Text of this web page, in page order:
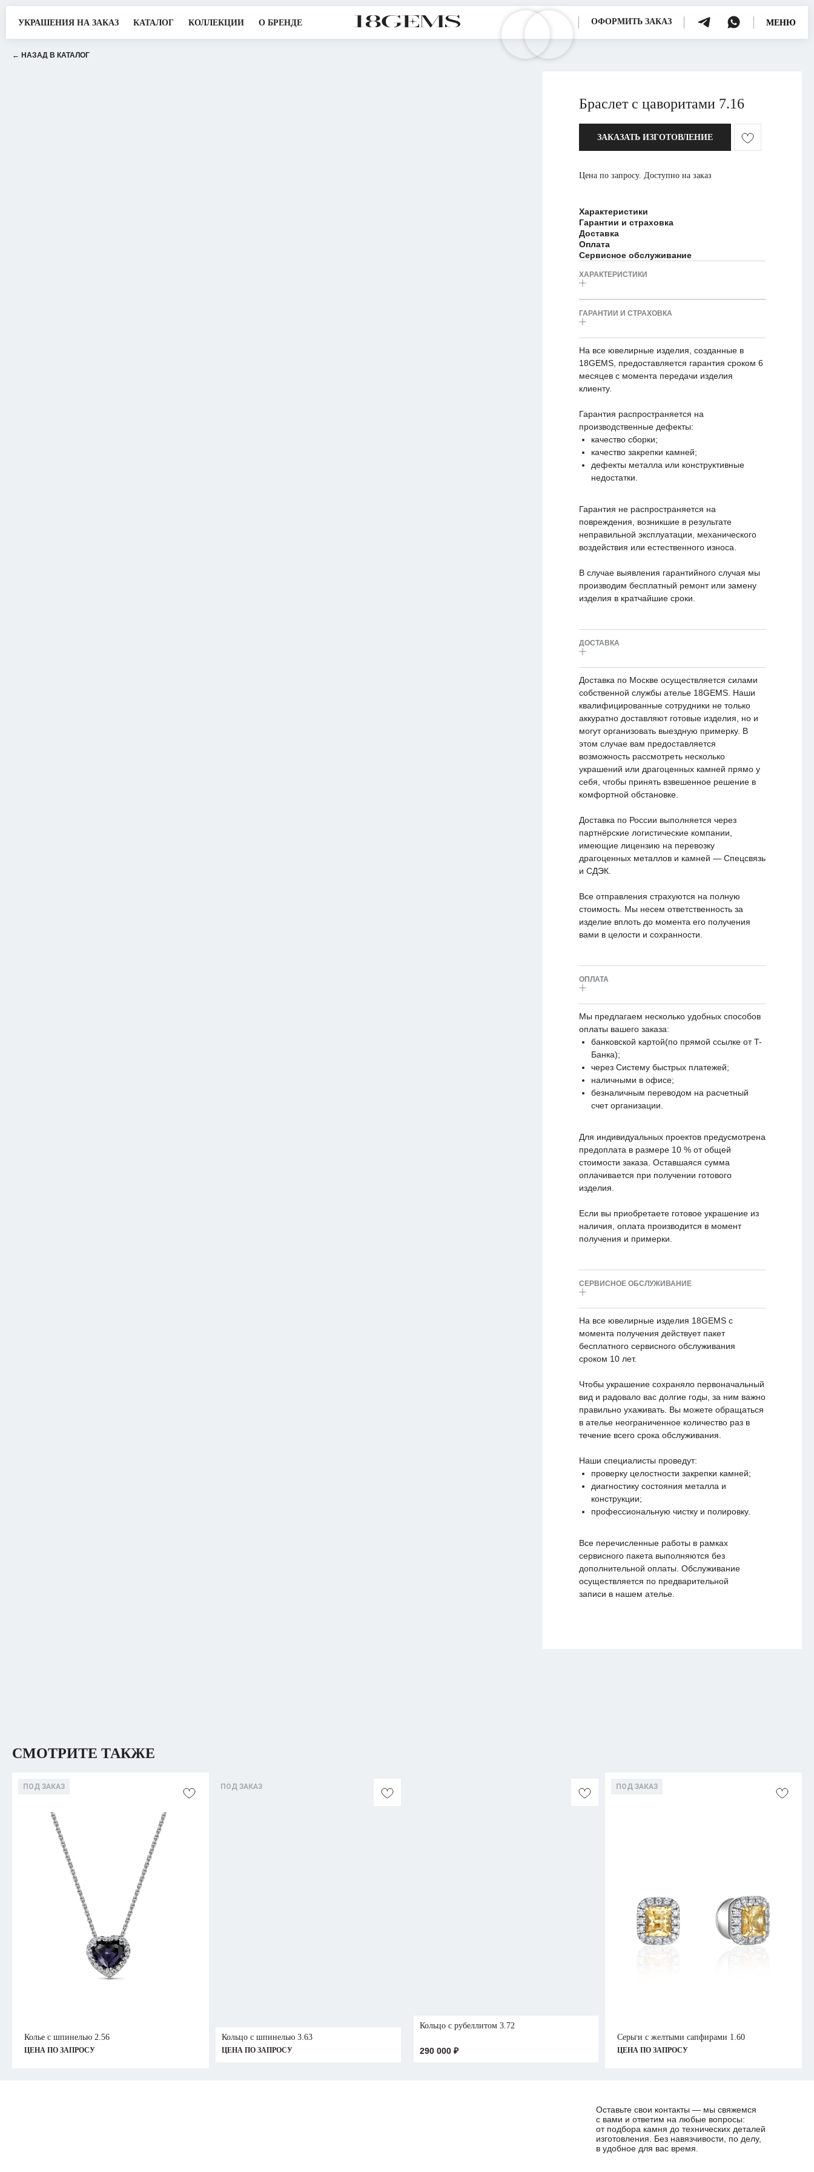
УКРАШЕНИЯ НА ЗАКАЗ КАТАЛОГ КОЛЛЕКЦИИ О БРЕНДЕ ОФОРМИТЬ ЗАКАЗ МЕНЮ
← НАЗАД В КАТАЛОГ
Браслет с цаворитами 7.16
ЗАКАЗАТЬ ИЗГОТОВЛЕНИЕ
Цена по запросу. Доступно на заказ
Характеристики
Гарантии и страховка
Доставка
Оплата
Сервисное обслуживание
ХАРАКТЕРИСТИКИ
ГАРАНТИИ И СТРАХОВКА
На все ювелирные изделия, созданные в
18GEMS, предоставляется гарантия сроком 6
месяцев с момента передачи изделия
клиенту.
Гарантия распространяется на
производственные дефекты:
качество сборки;
качество закрепки камней;
дефекты металла или конструктивные
недостатки.
Гарантия не распространяется на
повреждения, возникшие в результате
неправильной эксплуатации, механического
воздействия или естественного износа.
В случае выявления гарантийного случая мы
производим бесплатный ремонт или замену
изделия в кратчайшие сроки.
ДОСТАВКА
Доставка по Москве осуществляется силами
собственной службы ателье 18GEMS. Наши
квалифицированные сотрудники не только
аккуратно доставляют готовые изделия, но и
могут организовать выездную примерку. В
этом случае вам предоставляется
возможность рассмотреть несколько
украшений или драгоценных камней прямо у
себя, чтобы принять взвешенное решение в
комфортной обстановке.
Доставка по России выполняется через
партнёрские логистические компании,
имеющие лицензию на перевозку
драгоценных металлов и камней — Спецсвязь
и СДЭК.
Все отправления страхуются на полную
стоимость. Мы несем ответственность за
изделие вплоть до момента его получения
вами в целости и сохранности.
ОПЛАТА
Мы предлагаем несколько удобных способов
оплаты вашего заказа:
банковской картой(по прямой ссылке от T-
Банка);
через Систему быстрых платежей;
наличными в офисе;
безналичным переводом на расчетный
счет организации.
Для индивидуальных проектов предусмотрена
предоплата в размере 10 % от общей
стоимости заказа. Оставшаяся сумма
оплачивается при получении готового
изделия.
Если вы приобретаете готовое украшение из
наличия, оплата производится в момент
получения и примерки.
СЕРВИСНОЕ ОБСЛУЖИВАНИЕ
На все ювелирные изделия 18GEMS с
момента получения действует пакет
бесплатного сервисного обслуживания
сроком 10 лет.
Чтобы украшение сохраняло первоначальный
вид и радовало вас долгие годы, за ним важно
правильно ухаживать. Вы можете обращаться
в ателье неограниченное количество раз в
течение всего срока обслуживания.
Наши специалисты проведут:
проверку целостности закрепки камней;
диагностику состояния металла и
конструкции;
профессиональную чистку и полировку.
Все перечисленные работы в рамках
сервисного пакета выполняются без
дополнительной оплаты. Обслуживание
осуществляется по предварительной
записи в нашем ателье.
СМОТРИТЕ ТАКЖЕ
ПОД ЗАКАЗ
Колье с шпинелью 2.56
ЦЕНА ПО ЗАПРОСУ
ПОД ЗАКАЗ
Кольцо с шпинелью 3.63
ЦЕНА ПО ЗАПРОСУ
Кольцо с рубеллитом 3.72
290 000 ₽
ПОД ЗАКАЗ
Серьги с желтыми сапфирами 1.60
ЦЕНА ПО ЗАПРОСУ
Оставьте свои контакты — мы свяжемся
с вами и ответим на любые вопросы:
от подбора камня до технических деталей
изготовления. Без навязчивости, по делу,
в удобное для вас время.